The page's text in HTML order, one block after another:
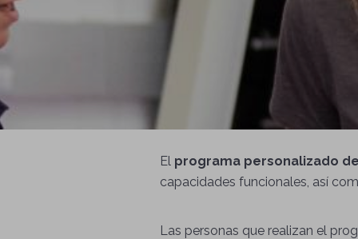
El programa personalizado
capacidades funcionales, así
Las personas que realizan el